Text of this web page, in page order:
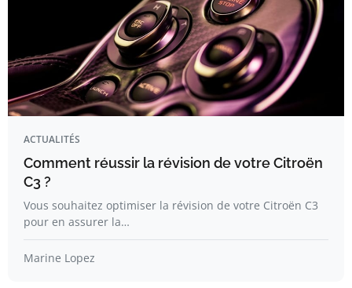
ACTUALITÉS
Comment réussir la révision de votre Citroën
C3 ?
Vous souhaitez optimiser la révision de votre Citroën C3
pour en assurer la…
Marine Lopez